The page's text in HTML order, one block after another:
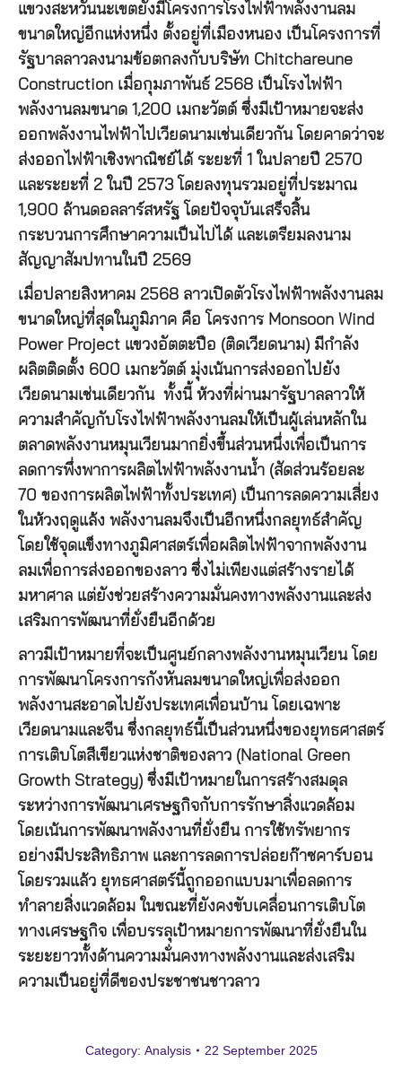
แขวงสะหวันนะเขตยังมีโครงการโรงไฟฟ้าพลังงานลม
ขนาดใหญ่อีกแห่งหนึ่ง ตั้งอยู่ที่เมืองหนอง เป็นโครงการที่
รัฐบาลลาวลงนามข้อตกลงกับบริษัท Chitchareune
Construction เมื่อกุมภาพันธ์ 2568 เป็นโรงไฟฟ้า
พลังงานลมขนาด 1,200 เมกะวัตต์ ซึ่งมีเป้าหมายจะส่ง
ออกพลังงานไฟฟ้าไปเวียดนามเช่นเดียวกัน โดยคาดว่าจะ
ส่งออกไฟฟ้าเชิงพาณิชย์ได้ ระยะที่ 1 ในปลายปี 2570
และระยะที่ 2 ในปี 2573 โดยลงทุนรวมอยู่ที่ประมาณ
1,900 ล้านดอลลาร์สหรัฐ โดยปัจจุบันเสร็จสิ้น
กระบวนการศึกษาความเป็นไปได้ และเตรียมลงนาม
สัญญาสัมปทานในปี 2569
เมื่อปลายสิงหาคม 2568 ลาวเปิดตัวโรงไฟฟ้าพลังงานลม
ขนาดใหญ่ที่สุดในภูมิภาค คือ โครงการ Monsoon Wind
Power Project แขวงอัตตะปือ (ติดเวียดนาม) มีกำลัง
ผลิตติดตั้ง 600 เมกะวัตต์ มุ่งเน้นการส่งออกไปยัง
เวียดนามเช่นเดียวกัน ทั้งนี้ ห้วงที่ผ่านมารัฐบาลลาวให้
ความสำคัญกับโรงไฟฟ้าพลังงานลมให้เป็นผู้เล่นหลักใน
ตลาดพลังงานหมุนเวียนมากยิ่งขึ้นส่วนหนึ่งเพื่อเป็นการ
ลดการพึ่งพาการผลิตไฟฟ้าพลังงานน้ำ (สัดส่วนร้อยละ
70 ของการผลิตไฟฟ้าทั้งประเทศ) เป็นการลดความเสี่ยง
ในห้วงฤดูแล้ง พลังงานลมจึงเป็นอีกหนึ่งกลยุทธ์สำคัญ
โดยใช้จุดแข็งทางภูมิศาสตร์เพื่อผลิตไฟฟ้าจากพลังงาน
ลมเพื่อการส่งออกของลาว ซึ่งไม่เพียงแต่สร้างรายได้
มหาศาล แต่ยังช่วยสร้างความมั่นคงทางพลังงานและส่ง
เสริมการพัฒนาที่ยั่งยืนอีกด้วย
ลาวมีเป้าหมายที่จะเป็นศูนย์กลางพลังงานหมุนเวียน โดย
การพัฒนาโครงการกังหันลมขนาดใหญ่เพื่อส่งออก
พลังงานสะอาดไปยังประเทศเพื่อนบ้าน โดยเฉพาะ
เวียดนามและจีน ซึ่งกลยุทธ์นี้เป็นส่วนหนึ่งของยุทธศาสตร์
การเติบโตสีเขียวแห่งชาติของลาว (National Green
Growth Strategy) ซึ่งมีเป้าหมายในการสร้างสมดุล
ระหว่างการพัฒนาเศรษฐกิจกับการรักษาสิ่งแวดล้อม
โดยเน้นการพัฒนาพลังงานที่ยั่งยืน การใช้ทรัพยากร
อย่างมีประสิทธิภาพ และการลดการปล่อยก๊าซคาร์บอน
โดยรวมแล้ว ยุทธศาสตร์นี้ถูกออกแบบมาเพื่อลดการ
ทำลายสิ่งแวดล้อม ในขณะที่ยังคงขับเคลื่อนการเติบโต
ทางเศรษฐกิจ เพื่อบรรลุเป้าหมายการพัฒนาที่ยั่งยืนใน
ระยะยาวทั้งด้านความมั่นคงทางพลังงานและส่งเสริม
ความเป็นอยู่ที่ดีของประชาชนชาวลาว
Category: Analysis 22 September 2025